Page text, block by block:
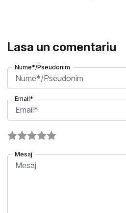
Lasa un comentariu
Nume*/Pseudonim
Email*
Mesaj